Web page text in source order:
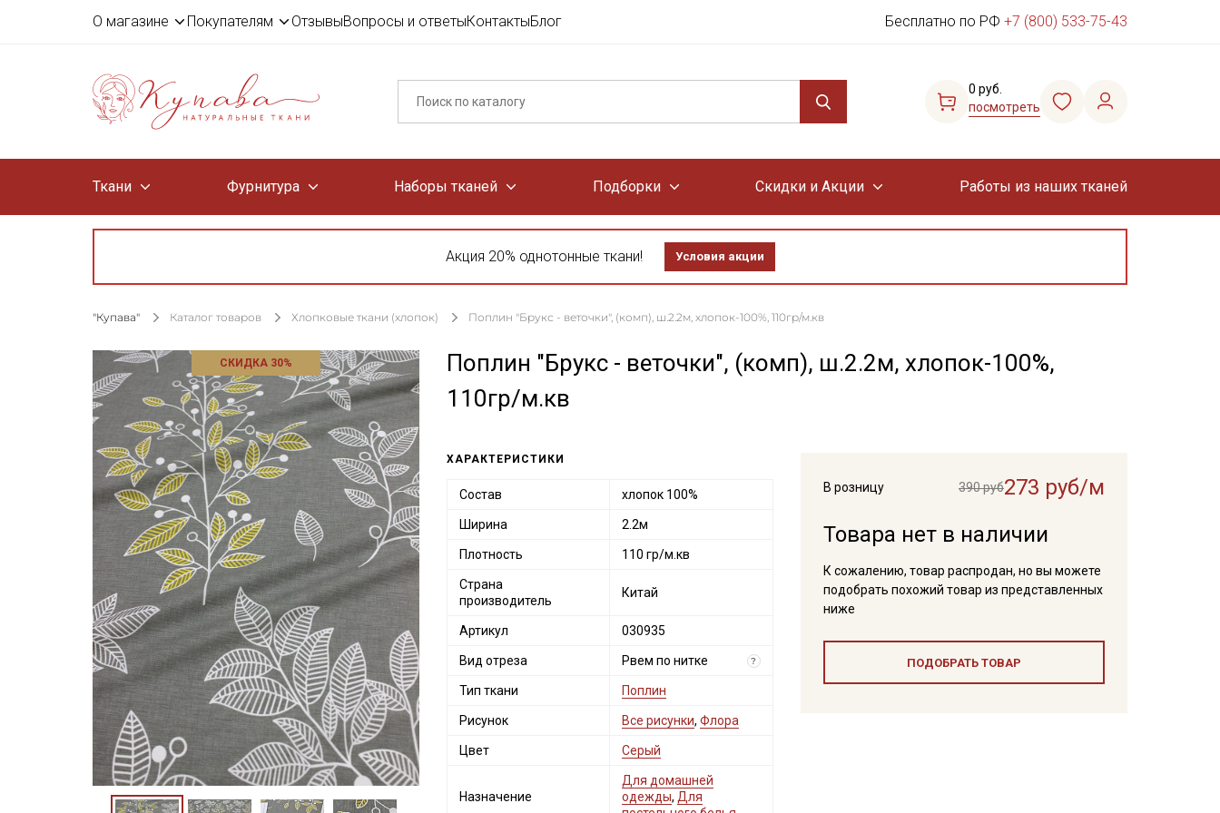
О магазине Покупателям ОтзывыВопросы и ответыКонтактыБлог Бесплатно по РФ +7 (800) 533-75-43
0 руб.
посмотреть
Ткани Фурнитура Наборы тканей Подборки Скидки и Акции Работы из наших тканей
Акция 20% однотонные ткани! Условия акции
"Купава" Каталог товаров Хлопковые ткани (хлопок) Поплин "Брукс - веточки", (комп), ш.2.2м, хлопок-100%, 110гр/м.кв
СКИДКА 30%
Поплин "Брукс - веточки", (комп), ш.2.2м, хлопок-100%,
110гр/м.кв
В розницу 390 руб273 руб/м
Товара нет в наличии
К сожалению, товар распродан, но вы можете
подобрать похожий товар из представленных
ниже
ПОДОБРАТЬ ТОВАР
ХАРАКТЕРИСТИКИ
Состав хлопок 100%
Ширина 2.2м
Плотность 110 гр/м.кв
Страна
производитель
Китай
Артикул 030935
Вид отреза Рвем по нитке ?
Тип ткани Поплин
Рисунок Все рисунки, Флора
Цвет Серый
Назначение
Для домашней
одежды, Для